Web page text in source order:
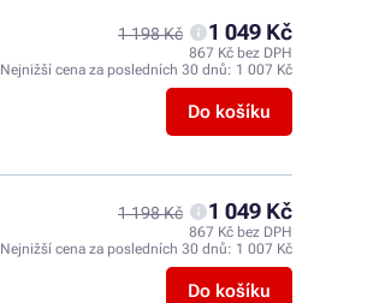
1 198 Kč 1 049 Kč
867 Kč bez DPH
Nejnižší cena za posledních 30 dnů: 1 007 Kč
Do košíku
1 198 Kč 1 049 Kč
867 Kč bez DPH
Nejnižší cena za posledních 30 dnů: 1 007 Kč
Do košíku